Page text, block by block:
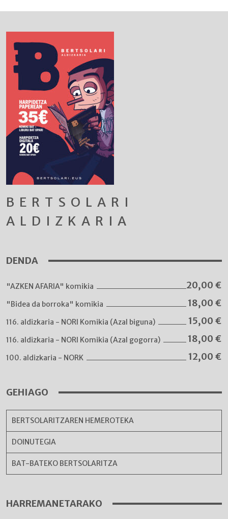
BERTSOLARI
ALDIZKARIA
DENDA
"AZKEN AFARIA" komikia 20,00 €
"Bidea da borroka" komikia 18,00 €
116. aldizkaria - NORI Komikia (Azal biguna) 15,00 €
116. aldizkaria - NORI Komikia (Azal gogorra) 18,00 €
100. aldizkaria - NORK 12,00 €
GEHIAGO
BERTSOLARITZAREN HEMEROTEKA
DOINUTEGIA
BAT-BATEKO BERTSOLARITZA
HARREMANETARAKO